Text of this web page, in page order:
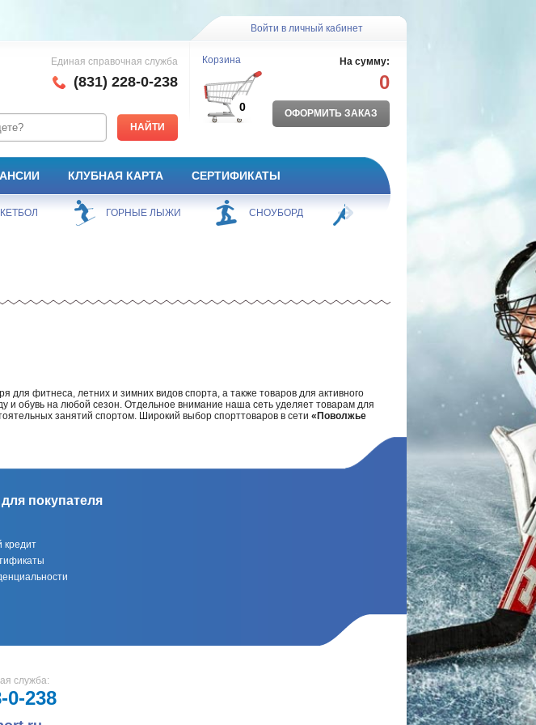
Войти в личный кабинет
Единая справочная служба
(831) 228-0-238
Корзина
0
На сумму:
0
ОФОРМИТЬ ЗАКАЗ
КЛУБНАЯ КАРТА СЕРТИФИКАТЫ
ГОРНЫЕ ЛЫЖИ СНОУБОРД
для фитнеса, летних и зимних видов спорта, а также товаров для активного
обувь на любой сезон. Отдельное внимание наша сеть уделяет товарам для
занятий спортом. Широкий выбор спорттоваров в сети «Поволжье
покупателя
кредит
служба:
0-238